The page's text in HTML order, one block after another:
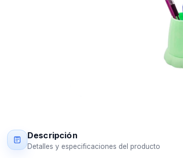
Descripción
Detalles y especificaciones del producto